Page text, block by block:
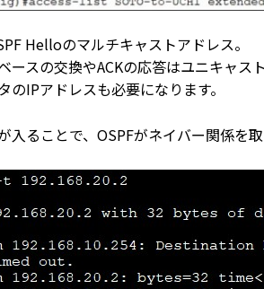
Helloのマルチキャストアドレス。
ースの交換やACKの応答はユニキャ
のIPアドレスも必要になります。
入ることで、OSPFがネイバー関係を